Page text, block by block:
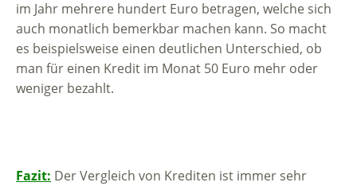
im Jahr mehrere hundert Euro betragen, welche sich
auch monatlich bemerkbar machen kann. So macht
es beispielsweise einen deutlichen Unterschied, ob
man für einen Kredit im Monat 50 Euro mehr oder
weniger bezahlt.
Fazit: Der Vergleich von Krediten ist immer sehr